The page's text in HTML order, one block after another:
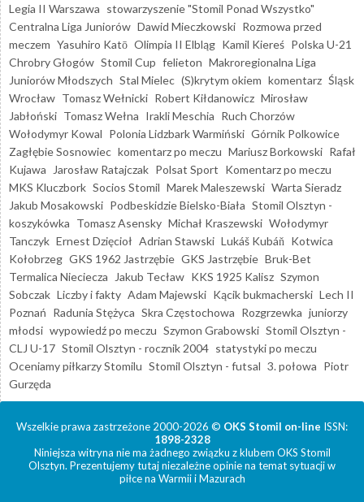
Legia II Warszawa stowarzyszenie "Stomil Ponad Wszystko"
Centralna Liga Juniorów Dawid Mieczkowski Rozmowa przed
meczem Yasuhiro Katō Olimpia II Elbląg Kamil Kiereś Polska U-21
Chrobry Głogów Stomil Cup felieton Makroregionalna Liga
Juniorów Młodszych Stal Mielec (S)krytym okiem komentarz Śląsk
Wrocław Tomasz Wełnicki Robert Kiłdanowicz Mirosław
Jabłoński Tomasz Wełna Irakli Meschia Ruch Chorzów
Wołodymyr Kowal Polonia Lidzbark Warmiński Górnik Polkowice
Zagłębie Sosnowiec komentarz po meczu Mariusz Borkowski Rafał
Kujawa
Jarosław Ratajczak Polsat Sport Komentarz po meczu
MKS Kluczbork Socios Stomil Marek Maleszewski Warta Sieradz
Jakub Mosakowski Podbeskidzie Bielsko-Biała Stomil Olsztyn -
koszykówka Tomasz Asensky Michał Kraszewski Wołodymyr
Tanczyk Ernest Dzięcioł Adrian Stawski Lukáš Kubáň Kotwica
Kołobrzeg GKS 1962 Jastrzębie GKS Jastrzębie Bruk-Bet
Termalica Nieciecza
Jakub Tecław KKS 1925 Kalisz Szymon
Sobczak Liczby i fakty Adam Majewski Kącik bukmacherski Lech II
Poznań Radunia Stężyca Skra Częstochowa Rozgrzewka juniorzy
młodsi wypowiedź po meczu Szymon Grabowski Stomil Olsztyn -
CLJ U-17 Stomil Olsztyn - rocznik 2004 statystyki po meczu
Oceniamy piłkarzy Stomilu Stomil Olsztyn - futsal 3. połowa Piotr
Gurzęda
Wszelkie prawa zastrzeżone 2000-2026 © OKS Stomil on-line ISSN:
1898-2328
Niniejsza witryna nie ma żadnego związku z klubem OKS Stomil
Olsztyn. Prezentujemy tutaj niezależne opinie na temat sytuacji w
piłce na Warmii i Mazurach